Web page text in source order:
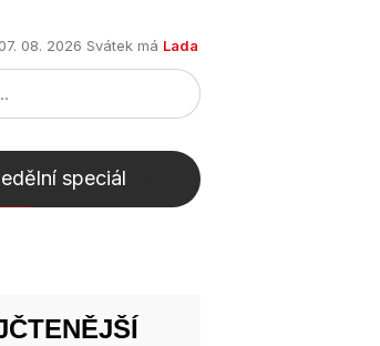
07. 08. 2026 Svátek má Lada
speciál